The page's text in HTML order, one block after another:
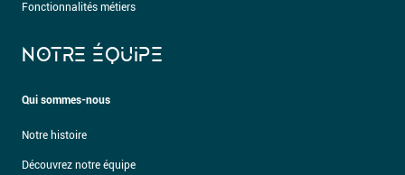
Fonctionnalités métiers
NOTRE ÉQUIPE
Qui sommes-nous
Notre histoire
Découvrez notre équipe